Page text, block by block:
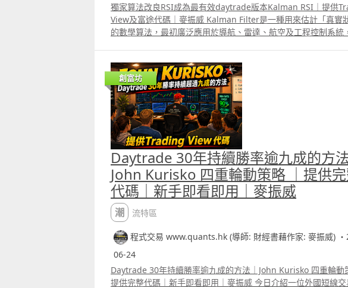
獨家算法改良RSI成為最有效daytrade版本Kalman RSI｜提供
View及富途代碼｜麥振威 Kalman Filter是一種用來估計「真實狀
的數學算法，最初廣泛應用於導航、雷達、航空及工程控制系統
短期波動，例如突然出現的大單、買賣差價變化、消息引起的一
升急跌，以及市場在極短時間內大幅變動。 這些變化未必代表真
改變，但普通技術指標會把所有價格變化同樣納入計算，因而容
假突破、過早平倉或訊號反覆。Kalman Filter的作用，就是在真
價格與隱藏的趨勢價格之間作出動態估計，嘗試找出較接近市場
向的價格軌跡。 Kalman Filter的核心原理可理解為「預測、比較
正」。算法首先根據上一個估計價格，預測目前的合理價格；然
測值與最新市場價格比較，計算兩者之間的誤差；最後根據市場
可信程度，決定應該接受多少最新價格變化。這個調整比例稱為
Kalman Gain。若算法認為市場觀察值相對可靠，Kalman Gain
高，估計價格會更快跟隨最新價格；若算法認為目前價格包含較
訊，Kalman Gain便會降低，估計價格只會作出較小調整。 因此
Kalman Filter不是像固定週期平均線一樣，每次按照相同權重處
格，而是會根據估計誤差與噪音設定，動態調整新數據的影響力
將它簡化並融入技術指標中，最直接的方法是用Kalman價格取代
公式中的close。例如這個Kalman RSI便會比普通的RSI更有效判
變化。普通的RSI升至50以上代表趨勢轉強，相反，若跌至50以
趨勢轉弱，但很多時候在一個明顯趨勢中，RSI仍會在50附近反
創富坊
Daytrade 30年持續勝率逾九成的方法
John Kurisko 四重輪動策略 ｜提供
代碼｜新手即看即用｜麥振威
潮流特區
程式交易 www.quants.hk (導師: 財經書藉作家: 麥振威)
06-24
Daytrade 30年持續勝率逾九成的方法｜John Kurisko 四重輪動
提供完整代碼｜新手即看即用｜麥振威 今日介紹一位外國短線交